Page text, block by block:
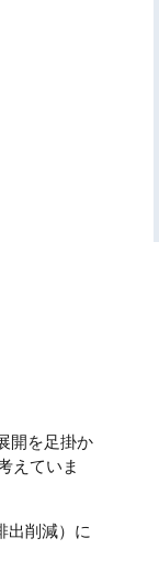
開を足掛か
えていま
出削減）に